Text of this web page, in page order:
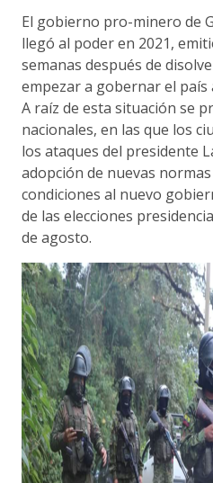
El gobierno pro-minero de
llegó al poder en 2021,
semanas después de
empezar a gobernar el país
A raíz de esta situación se
nacionales, en las que los
los ataques del presidente
adopción de nuevas
condiciones al nuevo
de las elecciones
de agosto.